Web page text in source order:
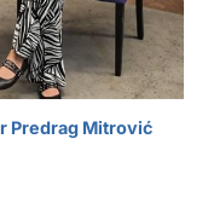
Predrag Mitrović